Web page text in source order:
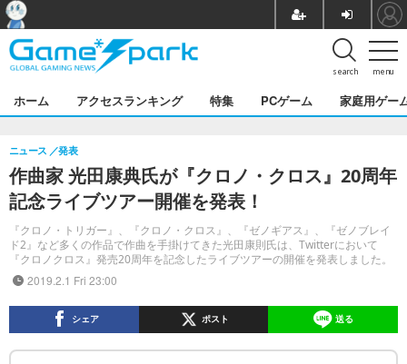
menu
search
ホーム アクセスランキング 特集 PCゲーム 家庭用ゲー
作曲家 光田康典氏が『クロノ・クロス』20周年
記念ライブツアー開催を発表！
『クロノ・トリガー』、『クロノ・クロス』、『ゼノギアス』、『ゼノブレイ
ド2』など多くの作品で作曲を手掛けてきた光田康則氏は、Twitterにおいて
『クロノクロス』発売20周年を記念したライブツアーの開催を発表しました。
ニュース 発表
2019.2.1 Fri 23:00
シェア ポスト 送る